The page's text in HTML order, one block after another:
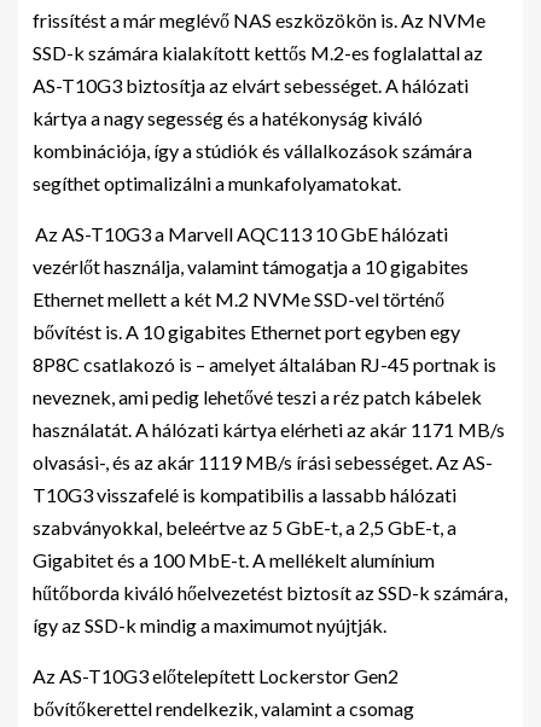
frissítést a már meglévő NAS eszközökön is. Az NVMe
SSD-k számára kialakított kettős M.2-es foglalattal az
AS-T10G3 biztosítja az elvárt sebességet. A hálózati
kártya a nagy segesség és a hatékonyság kiváló
kombinációja, így a stúdiók és vállalkozások számára
segíthet optimalizálni a munkafolyamatokat.
Az AS-T10G3 a Marvell AQC113 10 GbE hálózati
vezérlőt használja, valamint támogatja a 10 gigabites
Ethernet mellett a két M.2 NVMe SSD-vel történő
bővítést is. A 10 gigabites Ethernet port egyben egy
8P8C csatlakozó is – amelyet általában RJ-45 portnak is
neveznek, ami pedig lehetővé teszi a réz patch kábelek
használatát. A hálózati kártya elérheti az akár 1171 MB/s
olvasási-, és az akár 1119 MB/s írási sebességet. Az AS-
T10G3 visszafelé is kompatibilis a lassabb hálózati
szabványokkal, beleértve az 5 GbE-t, a 2,5 GbE-t, a
Gigabitet és a 100 MbE-t. A mellékelt alumínium
hűtőborda kiváló hőelvezetést biztosít az SSD-k számára,
így az SSD-k mindig a maximumot nyújtják.
Az AS-T10G3 előtelepített Lockerstor Gen2
bővítőkerettel rendelkezik, valamint a csomag